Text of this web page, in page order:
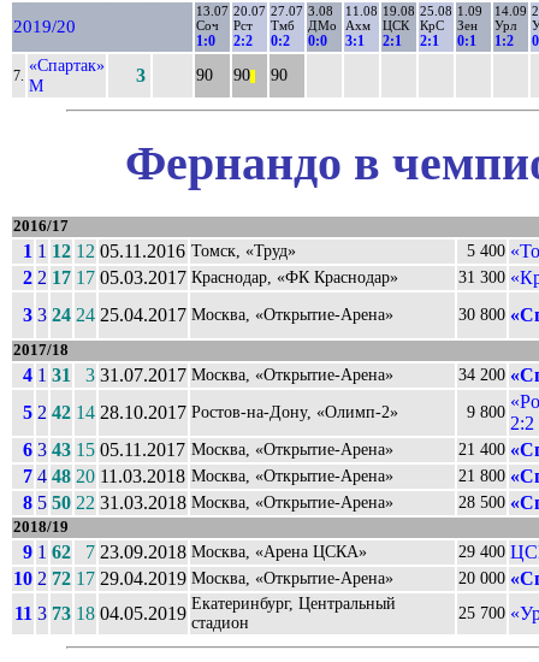
2019/20
13.07
Соч
1:0
20.07
Рст
2:2
27.07
Тмб
0:2
3.08
ДМо
0:0
11.08
Ахм
3:1
19.08
ЦСК
2:1
25.08
КрС
2:1
1.09
Зен
0:1
14.09
Урл
1:2
7.
«Спартак»
М
3 90 90 90
Фернандо в
2016/17
1 1 12 12 05.11.2016 Томск, «Труд» 5 400
2 2 17 17 05.03.2017 Краснодар, «ФК Краснодар» 31 300
3 3 24 24 25.04.2017 Москва, «Открытие-Арена» 30 800
2017/18
4 1 31 3 31.07.2017 Москва, «Открытие-Арена» 34 200
5 2 42 14 28.10.2017 Ростов-на-Дону, «Олимп-2» 9 800
2:2
6 3 43 15 05.11.2017 Москва, «Открытие-Арена» 21 400
7 4 48 20 11.03.2018 Москва, «Открытие-Арена» 21 800
8 5 50 22 31.03.2018 Москва, «Открытие-Арена» 28 500
2018/19
9 1 62 7 23.09.2018 Москва, «Арена ЦСКА» 29 400
10 2 72 17 29.04.2019 Москва, «Открытие-Арена» 20 000
11 3 73 18 04.05.2019 Екатеринбург, Центральный
стадион
25 700